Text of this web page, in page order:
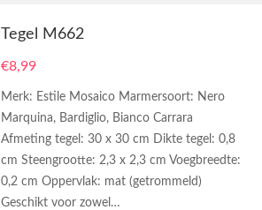
Tegel M662
€8,99
Merk: Estile Mosaico Marmersoort: Nero
Marquina, Bardiglio, Bianco Carrara
Afmeting tegel: 30 x 30 cm Dikte tegel: 0,8
cm Steengrootte: 2,3 x 2,3 cm Voegbreedte:
0,2 cm Oppervlak: mat (getrommeld)
Geschikt voor zowel…